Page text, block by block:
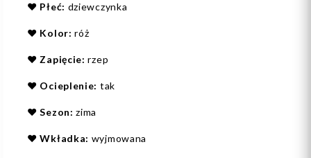
❤️ Płeć: dziewczynka
❤️ Kolor:róż
❤️ Zapięcie:rzep
❤️ Ocieplenie: tak
❤️ Sezon:zima
❤️ Wkładka: wyjmowana